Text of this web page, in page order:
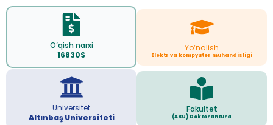
O‘qish narxi
16830$
Yo‘nalish
Elektr va kompyuter muhandisligi
Universitet
Altınbaş Universiteti
Fakultet
(ABU) Doktorantura